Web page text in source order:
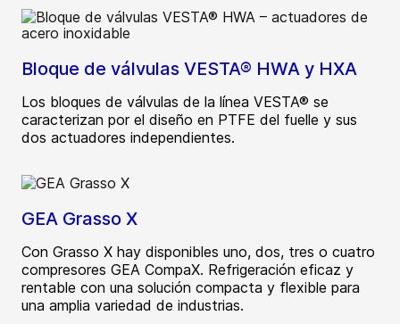
Bloque de válvulas VESTA® HWA y HXA
Los bloques de válvulas de la línea VESTA® se
caracterizan por el diseño en PTFE del fuelle y sus
dos actuadores independientes.
GEA Grasso X
Con Grasso X hay disponibles uno, dos, tres o cuatro
compresores GEA CompaX. Refrigeración eficaz y
rentable con una solución compacta y flexible para
una amplia variedad de industrias.